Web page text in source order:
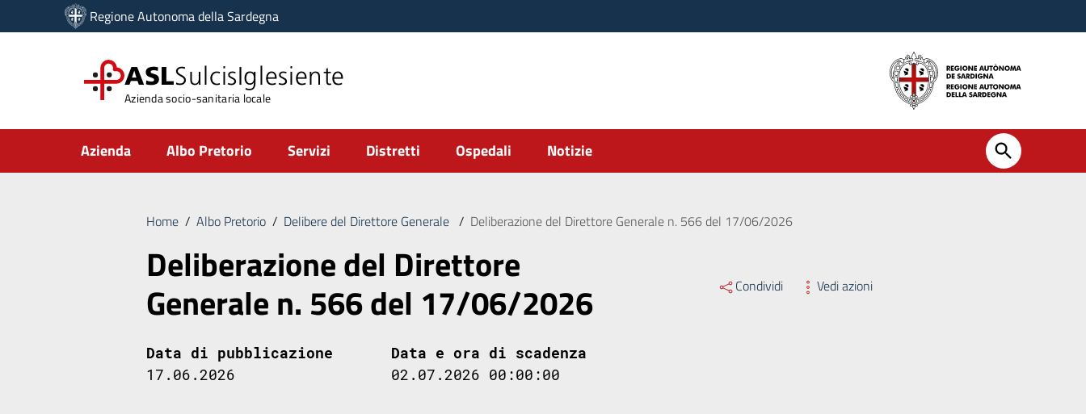
Vai ai contenuti
Vai al menu di navigazione
Regione Autonoma della Sardegna
ASLSulcisIglesiente
Azienda socio-sanitaria locale
Submenu
Azienda Albo Pretorio Servizi Distretti Ospedali Notizie
Home / Albo Pretorio / Delibere del Direttore Generale / Deliberazione del Direttore Generale n. 566 del 17/06/2026
Deliberazione del Direttore
Generale n. 566 del 17/06/2026 Condividi Vedi azioni
Data di pubblicazione
17.06.2026
Data e ora di scadenza
02.07.2026 00:00:00